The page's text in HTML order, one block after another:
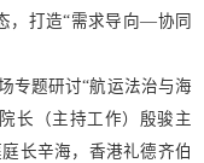
，打造“需求导向—协同
专题研讨“航运法治与海
长（主持工作）殷骏主
长辛海，香港礼德齐伯